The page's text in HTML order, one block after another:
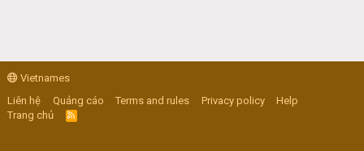
Vietnames
Liên hệ
Quảng cáo Terms and rules Privacy policy
Help
Trang chủ
R
S